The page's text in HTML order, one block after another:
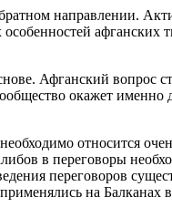
направлении.
афганских
Афганский вопрос
окажет
относится
в переговоры
переговоров
на Балканах